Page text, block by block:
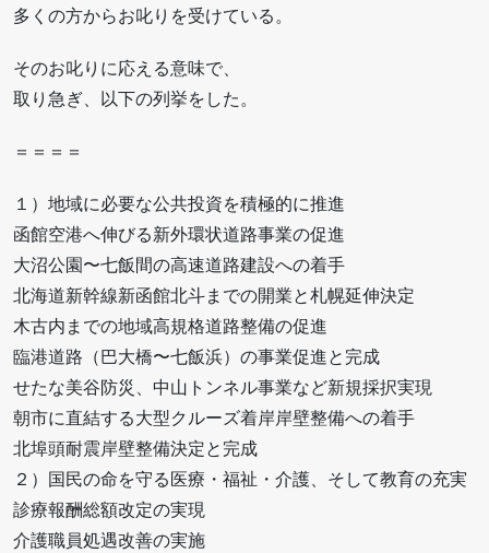
多くの方からお叱りを受けている。
そのお叱りに応える意味で、
取り急ぎ、以下の列挙をした。
＝＝＝＝
１）地域に必要な公共投資を積極的に推進
函館空港へ伸びる新外環状道路事業の促進
大沼公園〜七飯間の高速道路建設への着手
北海道新幹線新函館北斗までの開業と札幌延伸決定
木古内までの地域高規格道路整備の促進
臨港道路（巴大橋〜七飯浜）の事業促進と完成
せたな美谷防災、中山トンネル事業など新規採択実現
朝市に直結する大型クルーズ着岸岸壁整備への着手
北埠頭耐震岸壁整備決定と完成
２）国民の命を守る医療・福祉・介護、そして教育の充実
診療報酬総額改定の実現
介護職員処遇改善の実施